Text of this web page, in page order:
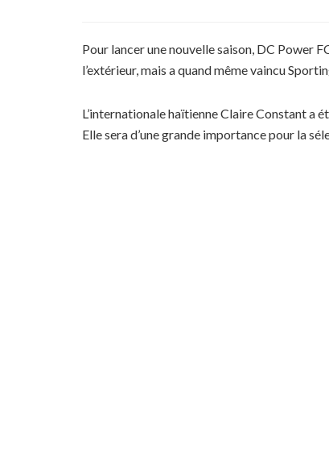
Pour lancer une nouvelle saison, DC Power
l’extérieur, mais a quand même vaincu
L’internationale haïtienne Claire Constant a
Elle sera d’une grande importance pour la